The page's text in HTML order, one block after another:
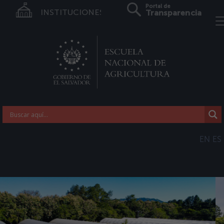
INSTITUCIONES
Portal de
Transparencia
EN ES